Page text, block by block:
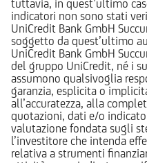
tuttavia, in quest’ultimo
indicatori non sono stati
UniCredit Bank GmbH
soggetto da quest’ultimo
UniCredit Bank GmbH
del gruppo UniCredit, né i
assumono qualsivoglia
garanzia, esplicita o
all’accuratezza, alla
quotazioni, dati e/o
valutazione fondata sugli
l’investitore che intenda
relativa a strumenti